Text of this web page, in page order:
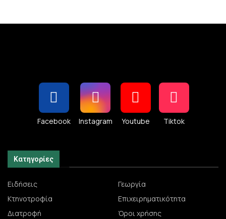
Facebook Instagram Youtube Tiktok
Κατηγορίες
Ειδήσεις
Γεωργία
Κτηνοτροφία
Επιχειρηματικότητα
Διατροφή
Όροι χρήσης